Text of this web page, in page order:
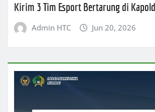
Kirim 3 Tim Esport Bertarung di
Admin HTC Jun 20, 2026